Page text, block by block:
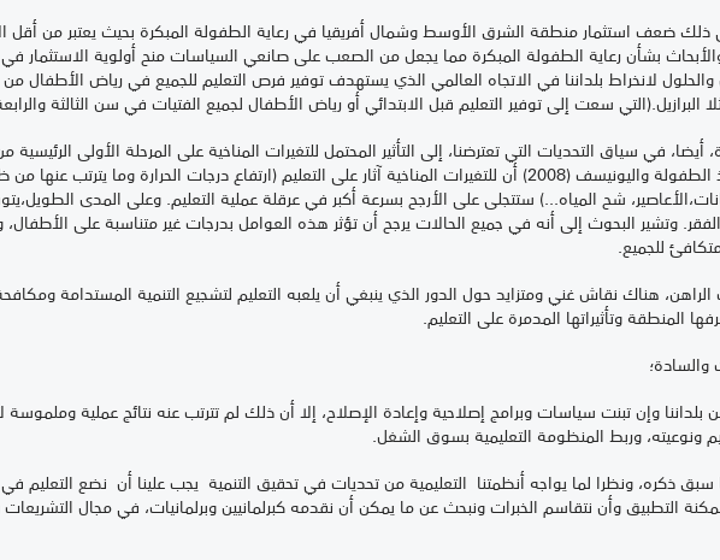
ذلك ضعف استثمار منطقة الشرق الأوسط وشمال أفريقيا في رعاية الطفولة المبكرة بحيث يعتبر من
بشأن رعاية الطفولة المبكرة مما يجعل من الصعب على صانعي السياسات منح أولوية الاستثمار
لانخراط بلداننا في الاتجاه العالمي الذي يستهدف توفير فرص التعليم للجميع في رياض الأطفال
سعت إلى توفير التعليم قبل الابتدائي أو رياض الأطفال لجميع الفتيات في سن الثالثة والرابعة ابتداء من عام 2016 -
أيضا، في سياق التحديات التي تعترضنا، إلى التأثير المحتمل للتغيرات المناخية على المرحلة الأولى
عن منظمة إنقاذ الطفولة واليونيسف (2008) أن للتغيرات المناخية آثار على التعليم (ارتفاع درجات الحرارة وما
شح المياه...) ستتجلى على الأرجح بسرعة أكبر في عرقلة عملية التعليم. وعلى المدى
وتشير البحوث إلى أنه في جميع الحالات يرجح أن تؤثر هذه العوامل بدرجات غير متناسبة على
للجميع.
الراهن، هناك نقاش غني ومتزايد حول الدور الذي ينبغي أن يلعبه التعليم لتشجيع التنمية المستدامة
المنطقة وتأثيراتها المدمرة على التعليم.
من بلداننا وإن تبنت سياسات وبرامج إصلاحية وإعادة الإصلاح، إلا أن ذلك لم تترتب عنه نتائج عملية
ونوعيته، وربط المنظومة التعليمية بسوق الشغل.
ذكره، ونظرا لما يواجه أنظمتنا التعليمية من تحديات في تحقيق التنمية يجب علينا أن نضع
التطبيق وأن نتقاسم الخبرات ونبحث عن ما يمكن أن نقدمه كبرلمانيين وبرلمانيات، في مجال